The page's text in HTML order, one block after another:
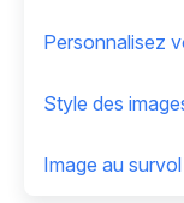
Personnalisez
Style des
Image au survol